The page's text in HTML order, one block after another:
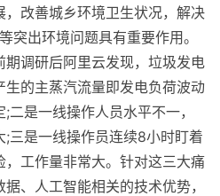
改善城乡环境卫生状况，解决
突出环境问题具有重要作用。
调研后阿里云发现，垃圾发电
的主蒸汽流量即发电负荷波动
;二是一线操作人员水平不一，
;三是一线操作员连续8小时盯着
，工作量非常大。针对这三大痛
、人工智能相关的技术优势，